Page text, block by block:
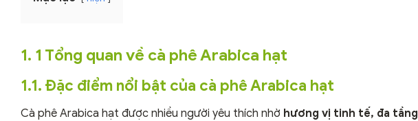
1. 1 Tổng quan về cà phê Arabica hạt
1.1. Đặc điểm nổi bật của cà phê Arabica hạt
Cà phê Arabica hạt được nhiều người yêu thích nhờ hương vị tinh tế, đa tầng